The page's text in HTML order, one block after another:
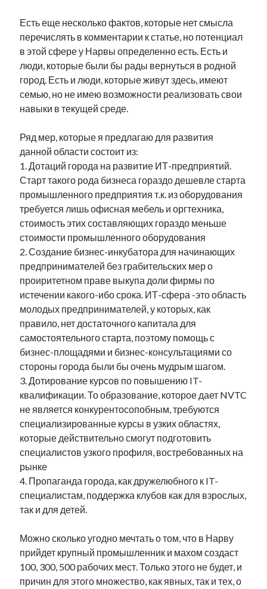
Есть еще несколько фактов, которые нет смысла
перечислять в комментарии к статье, но потенциал
в этой сфере у Нарвы определенно есть. Есть и
люди, которые были бы рады вернуться в родной
город. Есть и люди, которые живут здесь, имеют
семью, но не имею возможности реализовать свои
навыки в текущей среде.
Ряд мер, которые я предлагаю для развития
данной области состоит из:
1. Дотаций города на развитие ИТ-предприятий.
Старт такого рода бизнеса гораздо дешевле старта
промышленного предприятия т.к. из оборудования
требуется лишь офисная мебель и оргтехника,
стоимость этих составляющих гораздо меньше
стоимости промышленного оборудования
2. Создание бизнес-инкубатора для начинающих
предпринимателей без грабительских мер о
проиритетном праве выкупа доли фирмы по
истечении какого-ибо срока. ИТ-сфера -это область
молодых предпринимателей, у которых, как
правило, нет достаточного капитала для
самостоятельного старта, поэтому помощь с
бизнес-площадями и бизнес-консультациями со
стороны города были бы очень мудрым шагом.
3. Дотирование курсов по повышению IT-
квалификации. То образование, которое дает NVTC
не является конкурентосопобным, требуются
специализированные курсы в узких областях,
которые действительно смогут подготовить
специалистов узкого профиля, востребованных на
рынке
4. Пропаганда города, как дружелюбного к IT-
специалистам, поддержка клубов как для взрослых,
так и для детей.
Можно сколько угодно мечтать о том, что в Нарву
прийдет крупный промышленник и махом создаст
100, 300, 500 рабочих мест. Только этого не будет, и
причин для этого множество, как явных, так и тех, о